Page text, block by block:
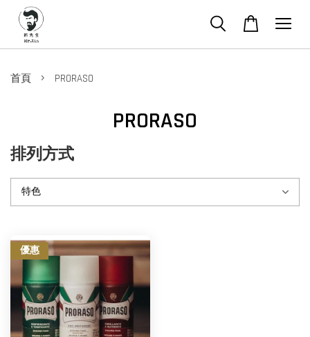
首頁 › PRORASO
PRORASO
排列方式
優惠